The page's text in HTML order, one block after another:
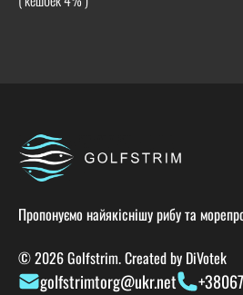
Пропонуємо найякіснішу рибу та
© 2026 Golfstrim. Created by DiVotek
golfstrimtorg@ukr.net